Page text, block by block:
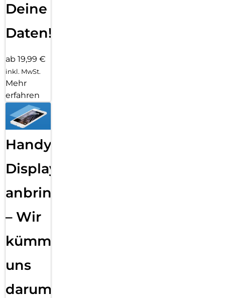
Deine
Daten!
ab 19,99 €
inkl. MwSt.
Mehr
erfahren
Handy
Displayfolie
anbringen
– Wir
kümmern
uns
darum!